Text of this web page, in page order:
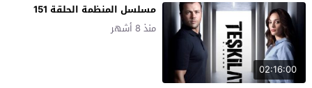
02:16:00
مسلسل المنظمة الحلقة 151
منذ 8 أشهر